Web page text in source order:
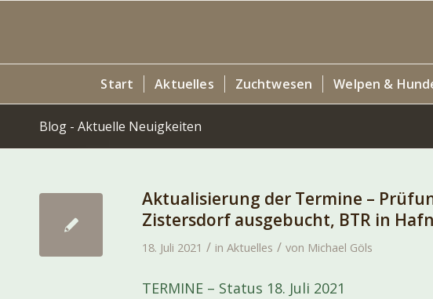
Start Aktuelles Zuchtwesen Welpen &
Blog - Aktuelle Neuigkeiten
Aktualisierung der Termine –
Zistersdorf ausgebucht, BTR in
18. Juli 2021 / in Aktuelles / von Michael Göls
TERMINE – Status 18. Juli 2021